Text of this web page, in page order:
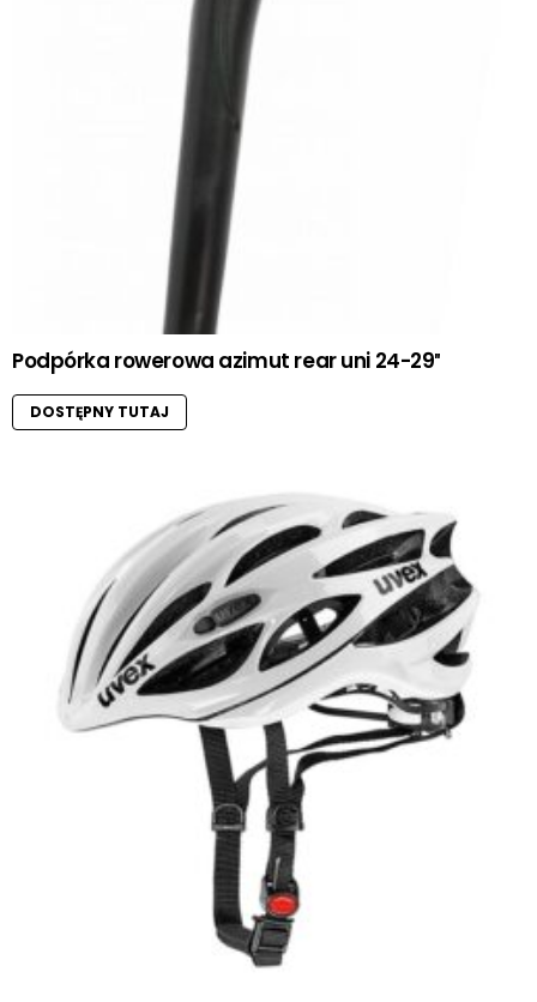
Podpórka rowerowa azimut rear uni 24-29″
DOSTĘPNY TUTAJ